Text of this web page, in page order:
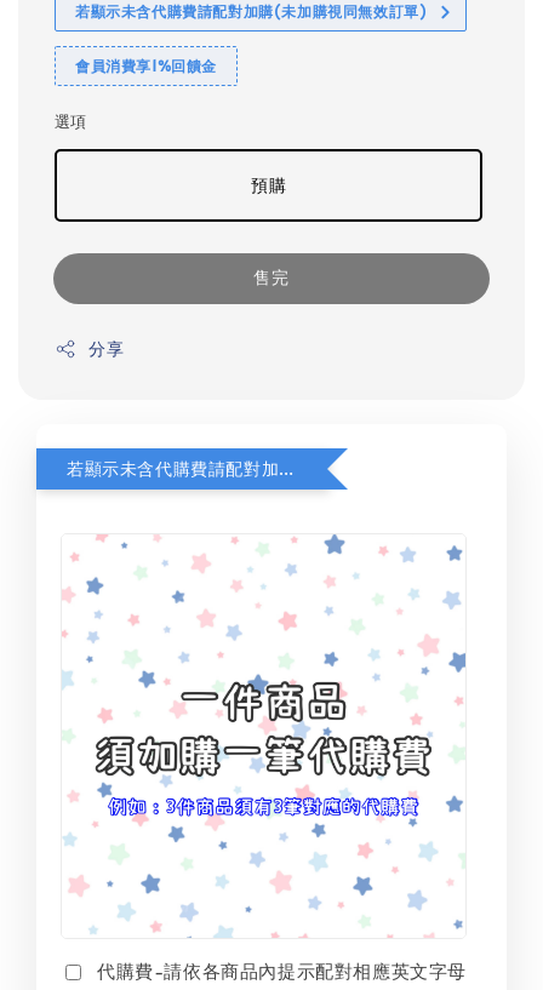
若顯示未含代購費請配對加購(未加購視同無效訂單)
會員消費享1%回饋金
選項
預購
售完
分享
若顯示未含代購費請配對加購(未加購視同無效訂單)
代購費-請依各商品內提示配對相應英文字母